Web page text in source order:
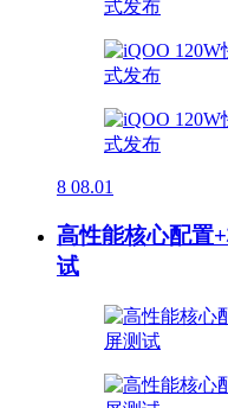
8 08.01
高性能核心配置
试